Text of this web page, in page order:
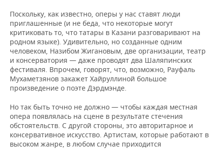
Поскольку, как известно, оперы у нас ставят люди
приглашенные (и не беда, что некоторые могут
критиковать то, что татары в Казани разговаривают на
родном языке). Удивительно, но созданные одним
человеком, Назибом Жигановым, две организации, театр
и консерватория — даже проводят два Шаляпинских
фестиваля. Впрочем, говорят, что, возможно, Рауфаль
Мухаметзянов закажет Хайруллиной большое
произведение о поэте Дэрдмэнде.
Но так быть точно не должно — чтобы каждая местная
опера появлялась на сцене в результате стечения
обстоятельств. С другой стороны, это авторитарное и
консервативное искусство. Артистам, которые работают в
высоком жанре, в любом случае приходится